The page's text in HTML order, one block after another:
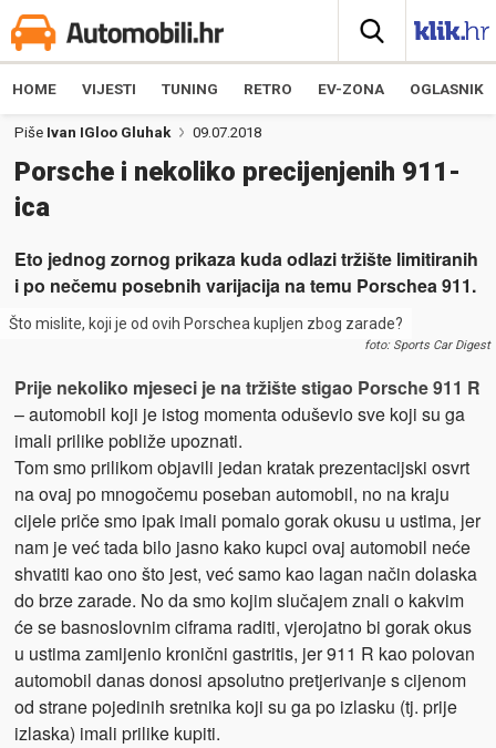
HOME VIJESTI TUNING RETRO EV-ZONA OGLASNIK
Piše Ivan IGloo Gluhak 09.07.2018
Porsche i nekoliko precijenjenih 911-
ica
Eto jednog zornog prikaza kuda odlazi tržište limitiranih
i po nečemu posebnih varijacija na temu Porschea 911.
Što mislite, koji je od ovih Porschea kupljen zbog zarade?
foto: Sports Car Digest
Prije nekoliko mjeseci je na tržište stigao Porsche 911 R
– automobil koji je istog momenta oduševio sve koji su ga
imali prilike pobliže upoznati.
Tom smo prilikom objavili jedan kratak prezentacijski osvrt
na ovaj po mnogočemu poseban automobil, no na kraju
cijele priče smo ipak imali pomalo gorak okusu u ustima, jer
nam je već tada bilo jasno kako kupci ovaj automobil neće
shvatiti kao ono što jest, već samo kao lagan način dolaska
do brze zarade. No da smo kojim slučajem znali o kakvim
će se basnoslovnim ciframa raditi, vjerojatno bi gorak okus
u ustima zamijenio kronični gastritis, jer 911 R kao polovan
automobil danas donosi apsolutno pretjerivanje s cijenom
od strane pojedinih sretnika koji su ga po izlasku (tj. prije
izlaska) imali prilike kupiti.